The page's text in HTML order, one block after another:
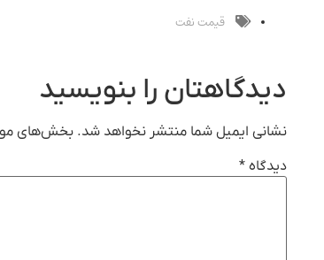
قیمت نفت
دیدگاهتان را بنویسید
نشانی ایمیل شما منتشر نخواهد شد. بخش‌های
دیدگاه *